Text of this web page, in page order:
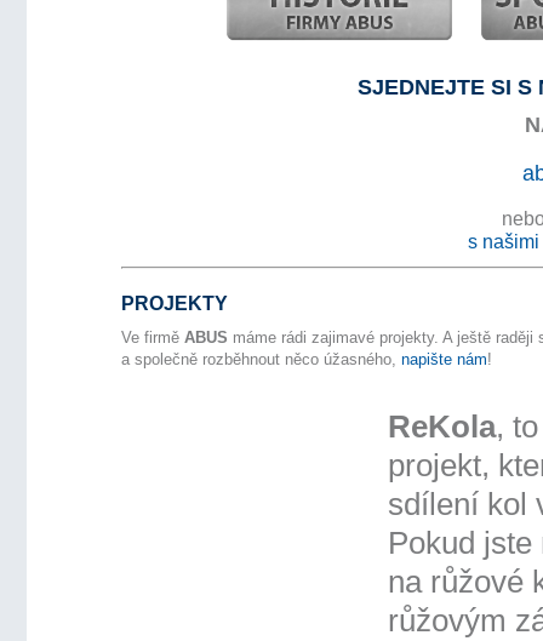
SJEDNEJTE SI S
s
PROJEKTY
Ve firmě ABUS máme rádi zajimavé projekty. A ještě
a společně rozběhnout něco úžasného, napište nám!
ReKola,
projekt,
sdílení kol
Pokud
na růžové
růžovým